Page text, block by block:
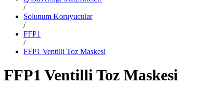
/
Solunum Koruyucular
/
FFP1
/
FFP1 Ventilli Toz Maskesi
FFP1 Ventilli Toz Maskesi